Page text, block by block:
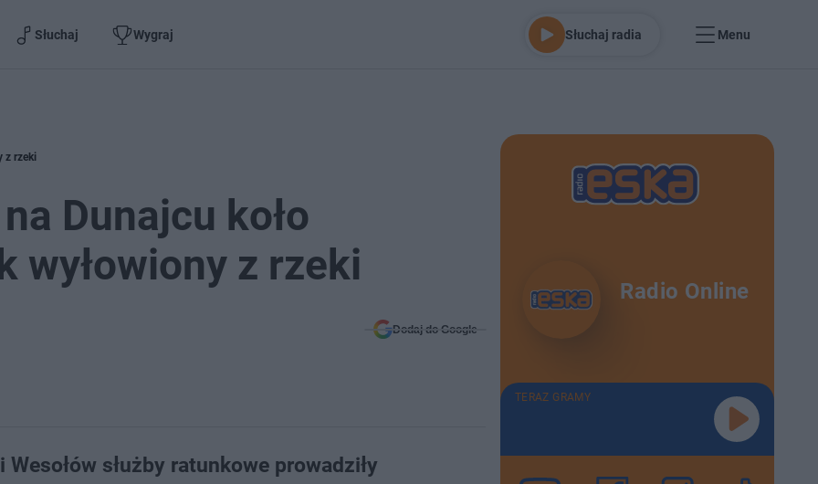
Słuchaj Wygraj Słuchaj radia Menu
z rzeki
Dunajcu koło
wyłowiony z rzeki
Dodaj do Google
służby ratunkowe prowadziły
Radio Online
TERAZ GRAMY